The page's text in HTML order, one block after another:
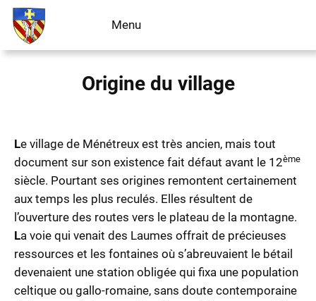
Aller
contenu
Menu
Origine du village
Le village de Ménétreux est très ancien, mais tout
document sur son existence fait défaut avant le 12ème
siècle. Pourtant ses origines remontent certainement
aux temps les plus reculés. Elles résultent de
l’ouverture des routes vers le plateau de la montagne.
La voie qui venait des Laumes offrait de précieuses
ressources et les fontaines où s’abreuvaient le bétail
devenaient une station obligée qui fixa une population
celtique ou gallo-romaine, sans doute contemporaine